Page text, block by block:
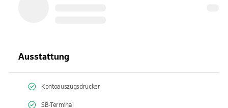
Ausstattung
Kontoauszugsdrucker
SB-Terminal